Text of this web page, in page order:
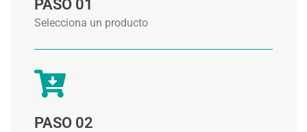
PASO 01
Selecciona un producto
PASO 02